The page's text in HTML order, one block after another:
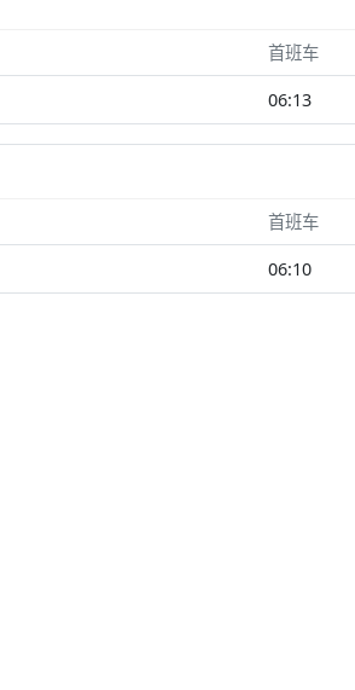
首班车
06:13
首班车
06:10